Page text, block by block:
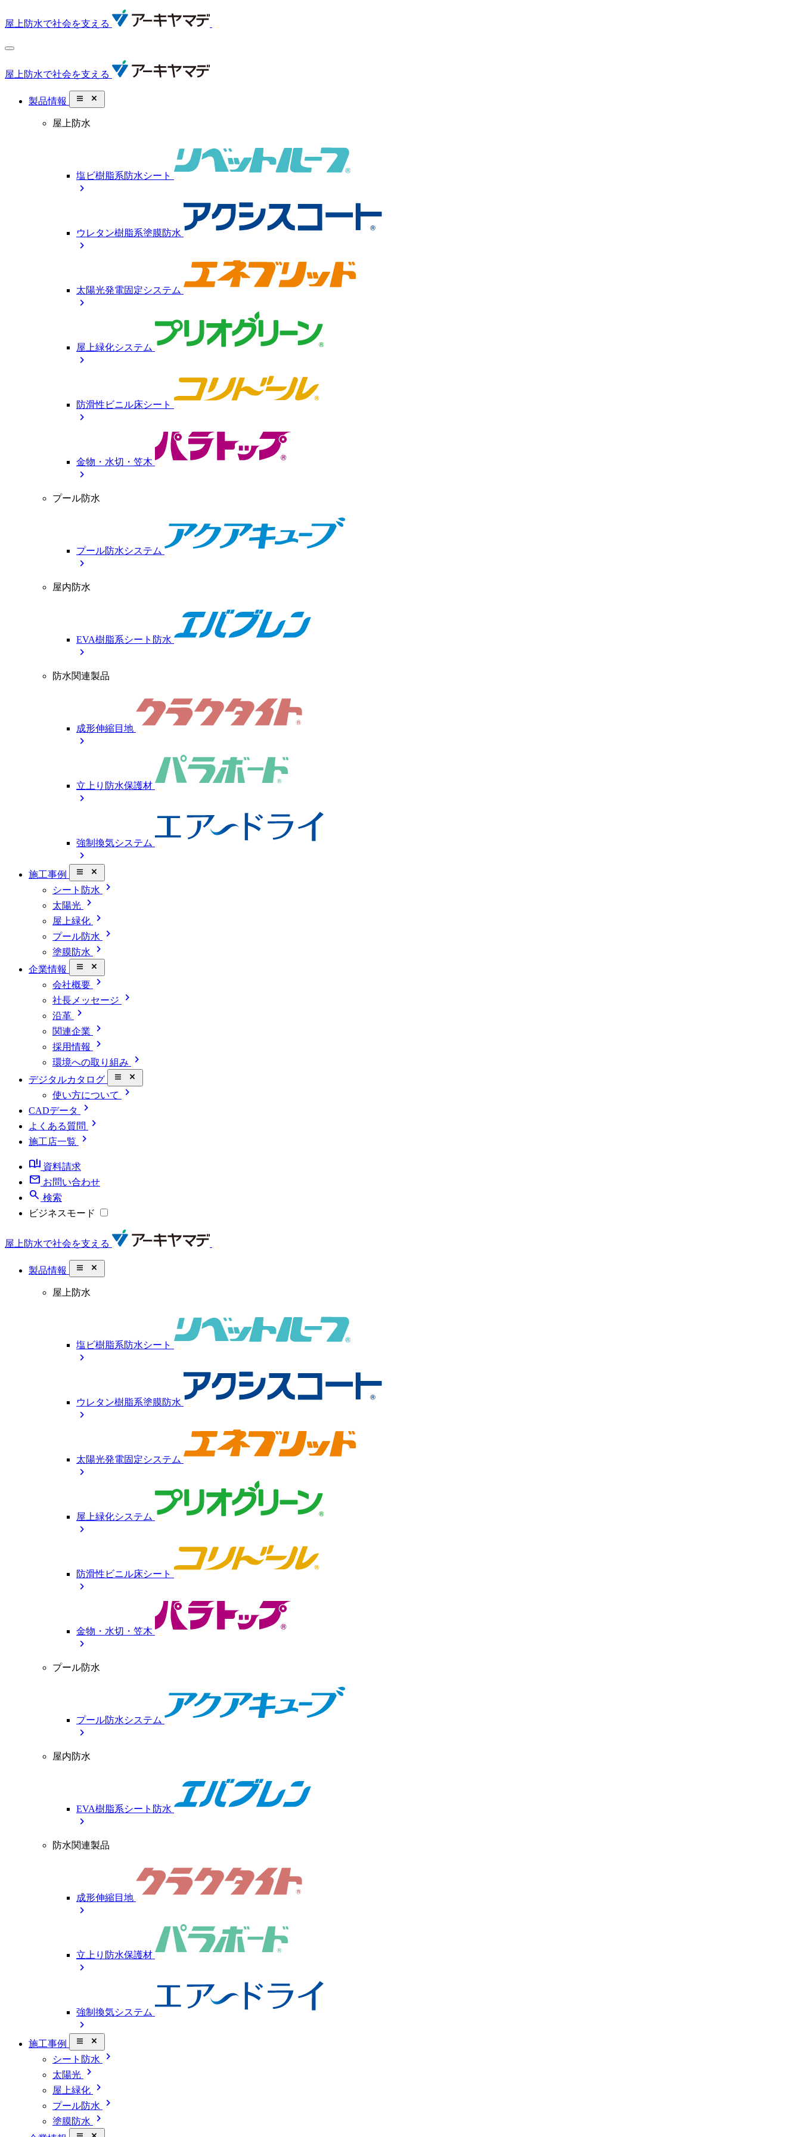
屋上防水で社会を支える
屋上防水で社会を支える
製品情報 close_small
屋上防水
塩ビ樹脂系防水シート
chevron_right
ウレタン樹脂系塗膜防水
chevron_right
太陽光発電固定システム
chevron_right
屋上緑化システム
chevron_right
防滑性ビニル床シート
chevron_right
金物・水切・笠木
chevron_right
プール防水
プール防水システム
chevron_right
屋内防水
EVA樹脂系シート防水
chevron_right
防水関連製品
成形伸縮目地
chevron_right
立上り防水保護材
chevron_right
強制換気システム
chevron_right
施工事例 close_small
シート防水 chevron_right
太陽光 chevron_right
屋上緑化 chevron_right
プール防水 chevron_right
塗膜防水 chevron_right
企業情報 close_small
会社概要 chevron_right
社長メッセージ chevron_right
沿革 chevron_right
関連企業 chevron_right
採用情報 chevron_right
環境への取り組み chevron_right
デジタルカタログ close_small
使い方について chevron_right
CADデータ chevron_right
よくある質問 chevron_right
施工店一覧
chevron_right
book_ribbon 資料請求
mail お問い合わせ
search 検索
ビジネスモード
屋上防水で社会を支える
製品情報 close_small
屋上防水
塩ビ樹脂系防水シート
chevron_right
ウレタン樹脂系塗膜防水
chevron_right
太陽光発電固定システム
chevron_right
屋上緑化システム
chevron_right
防滑性ビニル床シート
chevron_right
金物・水切・笠木
chevron_right
プール防水
プール防水システム
chevron_right
屋内防水
EVA樹脂系シート防水
chevron_right
防水関連製品
成形伸縮目地
chevron_right
立上り防水保護材
chevron_right
強制換気システム
chevron_right
施工事例 close_small
シート防水 chevron_right
太陽光 chevron_right
屋上緑化 chevron_right
プール防水 chevron_right
塗膜防水 chevron_right